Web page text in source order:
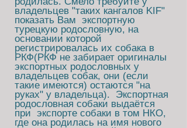
владельцев "таких кангалов KIF"
показать Вам экспортную
турецкую родословную, на
основании которой
регистрировалась их собака в
РКФ(РКФ не забирает оригиналы
экспортных родословных у
владельцев собак, они (если
такие имеются) остаются "на
руках" у владельца). Экспортная
родословная собаки выдаётся
при экспорте собаки в том НКО,
где она родилась на имя нового